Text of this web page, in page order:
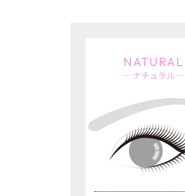
NATURAL
― ナチュラル ―